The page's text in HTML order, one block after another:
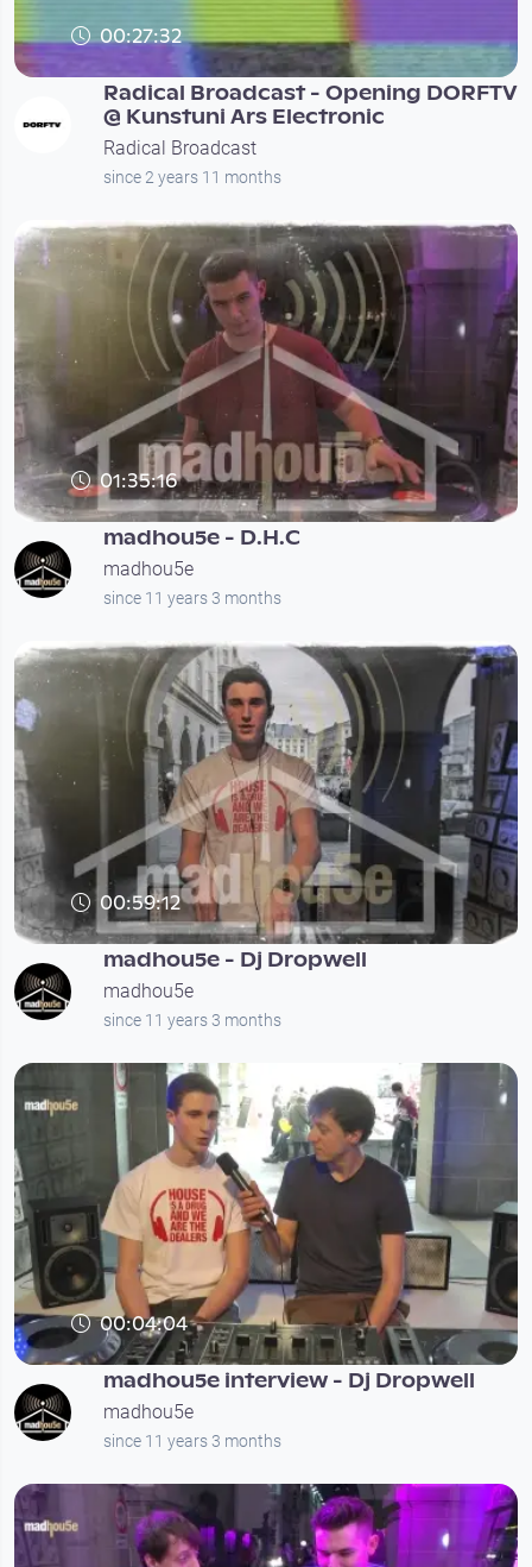
00:27:32
Radical Broadcast - Opening DORFTV
@ Kunstuni Ars Electronic
Radical Broadcast
since 2 years 11 months
01:35:16
madhou5e - D.H.C
madhou5e
since 11 years 3 months
00:59:12
madhou5e - Dj Dropwell
madhou5e
since 11 years 3 months
00:04:04
madhou5e interview - Dj Dropwell
madhou5e
since 11 years 3 months